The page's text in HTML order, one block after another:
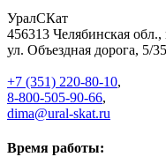
УралСКат
456313 Челябинская обл.,
ул. Объездная дорога, 5/
+7 (351) 220-80-10,
8-800-505-90-66,
dima@ural-skat.ru
Время работы: